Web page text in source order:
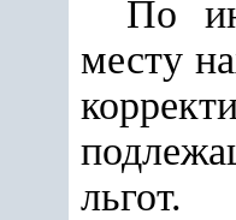
По
месту
льгот.